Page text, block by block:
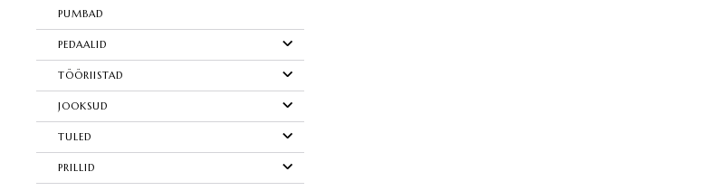
PUMBAD
PEDAALID
TÖÖRIISTAD
JOOKSUD
TULED
PRILLID